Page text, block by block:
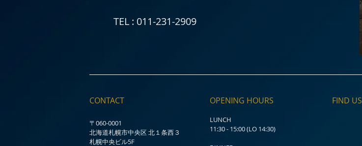
TEL : 011-231-2909
CONTACT
〒060-0001
北海道札幌市中央区 北１条西３
札幌中央ビル5F
OPENING HOURS
LUNCH
11:30 - 15:00 (LO 14:30)
FIND​ US